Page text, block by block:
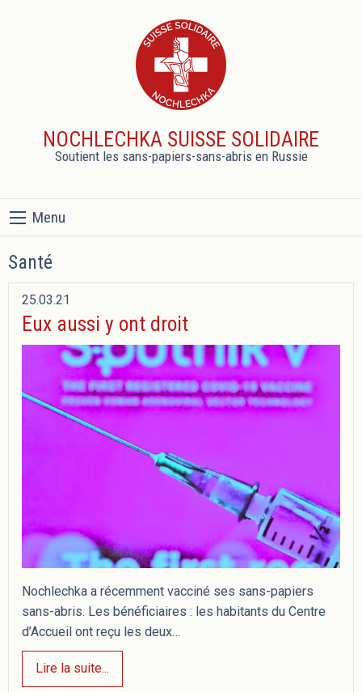
NOCHLECHKA SUISSE SOLIDAIRE
Soutient les sans-papiers-sans-abris en Russie
Menu
Santé
25.03.21
Eux aussi y ont droit
Nochlechka a récemment vacciné ses sans-papiers
sans-abris. Les bénéficiaires : les habitants du Centre
d’Accueil ont reçu les deux…
Lire la suite...